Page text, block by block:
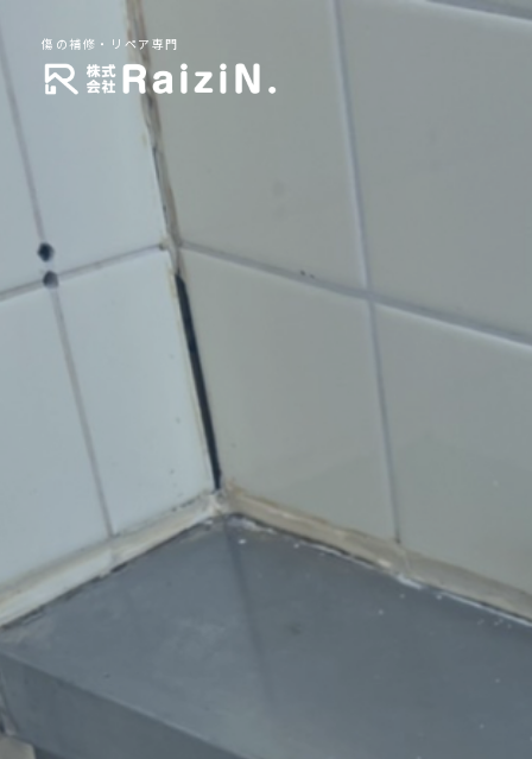
傷の補修・リペア専門